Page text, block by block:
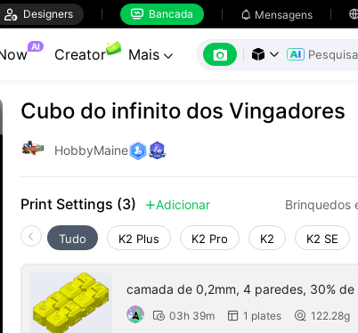
 Designers  Bancada  Mensagens
AI Creator Mais    
Cubo do infinito dos Vingadores
HobbyMaine
Print Settings (3) Adicionar Brinquedos
Tudo K2 Plus K2 Pro K2 K2 SE
camada de 0,2mm, 4 paredes, 30%
 03h 39m  1 plates  122.28g